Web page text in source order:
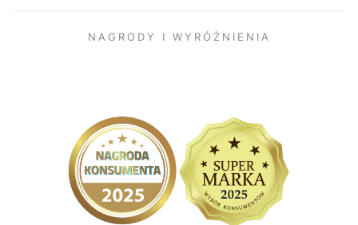
NAGRODY I WYRÓŻNIENIA